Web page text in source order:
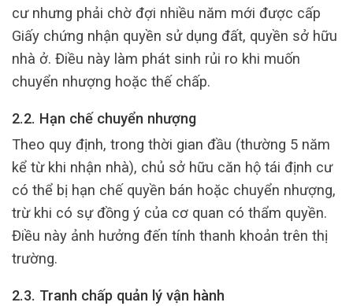
cư nhưng phải chờ đợi nhiều năm mới được cấp
Giấy chứng nhận quyền sử dụng đất, quyền sở hữu
nhà ở. Điều này làm phát sinh rủi ro khi muốn
chuyển nhượng hoặc thế chấp.
2.2. Hạn chế chuyển nhượng
Theo quy định, trong thời gian đầu (thường 5 năm
kể từ khi nhận nhà), chủ sở hữu căn hộ tái định cư
có thể bị hạn chế quyền bán hoặc chuyển nhượng,
trừ khi có sự đồng ý của cơ quan có thẩm quyền.
Điều này ảnh hưởng đến tính thanh khoản trên thị
trường.
2.3. Tranh chấp quản lý vận hành